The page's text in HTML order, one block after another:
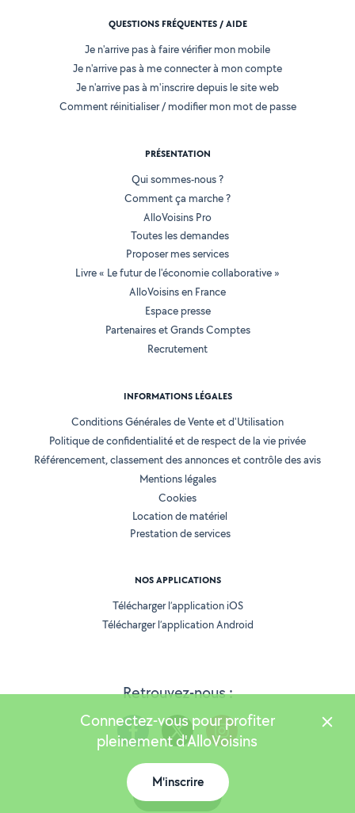
Retrouvez-nous :
QUESTIONS FRÉQUENTES / AIDE
Je n'arrive pas à faire vérifier mon mobile
Je n'arrive pas à me connecter à mon compte
Je n'arrive pas à m'inscrire depuis le site web
Comment réinitialiser / modifier mon mot de passe
PRÉSENTATION
Qui sommes-nous ?
Comment ça marche ?
AlloVoisins Pro
Toutes les demandes
Proposer mes services
Livre « Le futur de l'économie collaborative »
AlloVoisins en France
Espace presse
Partenaires et Grands Comptes
Recrutement
INFORMATIONS LÉGALES
Conditions Générales de Vente et d'Utilisation
Politique de confidentialité et de respect de la vie privée
Référencement, classement des annonces et contrôle des avis
Mentions légales
Cookies
Location de matériel
Prestation de services
NOS APPLICATIONS
Télécharger l’application iOS
Télécharger l’application Android
Version 25.5.3
Connectez-vous pour profiter
pleinement d'AlloVoisins
M'inscrire